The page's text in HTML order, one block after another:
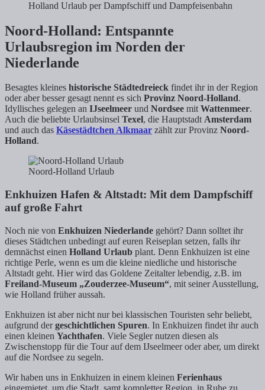
Holland Urlaub per Dampfschiff und Dampfeisenbahn
Noord-Holland: Entspannte
Urlaubsregion im Norden der
Niederlande
Besagtes kleines historische Städtedreieck findet ihr in der Region
oder aber besser gesagt nennt es sich Provinz Noord-Holland.
Idyllisches gelegen an IJseelmeer und Nordsee mitWattenmeer.
Auch die beliebte Urlaubsinsel Texel, die HauptstadtAmsterdam
und auch das Käsestädtchen Alkmaar zählt zur Provinz Noord-
Holland.
Noord-Holland Urlaub
Enkhuizen Hafen & Altstadt: Mit dem Dampfschiff
auf große Fahrt
Noch nie von Enkhuizen Niederlande gehört? Dann solltet ihr
dieses Städtchen unbedingt auf euren Reiseplan setzen, falls ihr
demnächst einen Holland Urlaub plant. Denn Enkhuizen ist eine
richtige Perle, wenn es um die kleine niedliche und historische
Altstadt geht. Hier wird das Goldene Zeitalter lebendig, z.B. im
Freiland-Museum „Zouderzee-Museum“, mit seiner Ausstellung,
wie Holland früher aussah.
Enkhuizen ist aber nicht nur bei klassischen Touristen sehr beliebt,
aufgrund dergeschichtlichen Spuren. In Enkhuizen findet ihr auch
einen kleinen Yachthafen. Viele Segler nutzen diesen als
Zwischenstopp für die Tour auf dem IJseelmeer oder aber, um direkt
auf die Nordsee zu segeln.
Wir haben uns in Enkhuizen in einem kleinen Ferienhaus
eingemietet, um die Stadt, samt kompletter Region, in Ruhe zu